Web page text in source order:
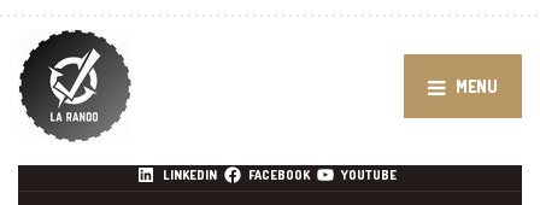
MENU
LINKEDIN FACEBOOK YOUTUBE